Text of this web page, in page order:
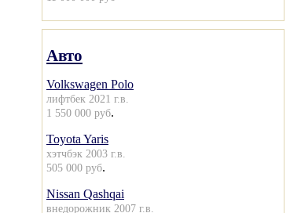
Авто
Volkswagen Polo
лифтбек 2021 г.в.
1 550 000 руб.
Toyota Yaris
хэтчбэк 2003 г.в.
505 000 руб.
Nissan Qashqai
внедорожник 2007 г.в.